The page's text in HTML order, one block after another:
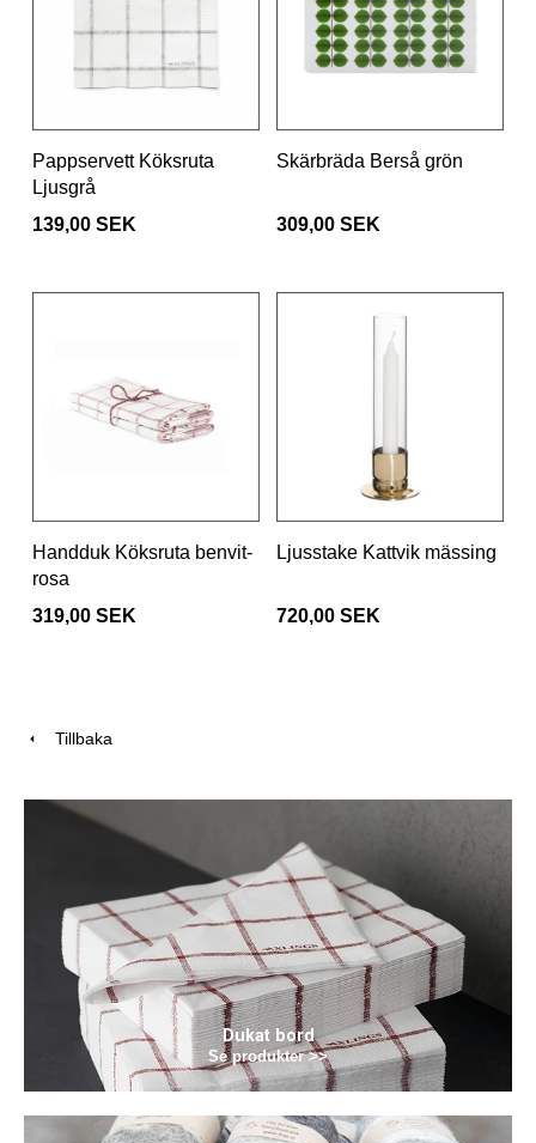
Pappservett Köksruta
Ljusgrå
139,00 SEK
Skärbräda Berså grön
309,00 SEK
Handduk Köksruta benvit-
rosa
319,00 SEK
Ljusstake Kattvik mässing
720,00 SEK
Tillbaka
Dukat bord
Se produkter >>